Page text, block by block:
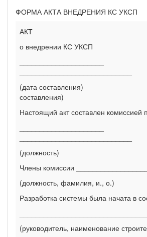
ФОРМА АКТА ВНЕДРЕНИЯ КС УКСП
АКТ
о внедрении КС УКСП
(дата
составления)
Настоящий акт составлен комиссией
Члены комиссии
(должность, фамилия, и., о.)
Разработка системы была начата в
(руководитель, наименование